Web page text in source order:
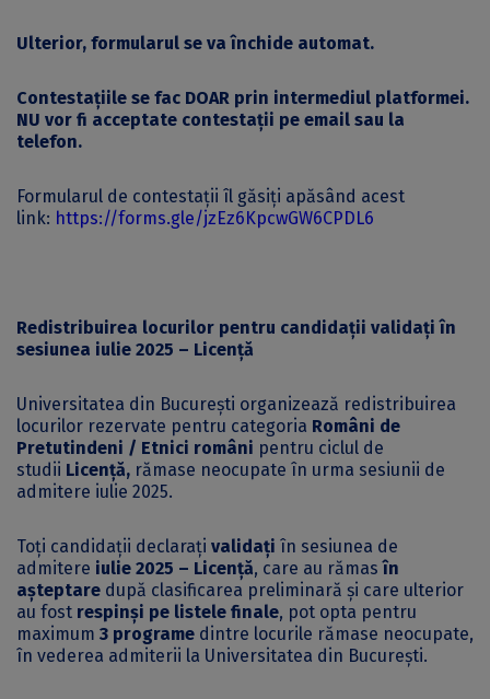
Ulterior, formularul se va închide automat.
Contestațiile se fac DOAR prin intermediul platformei.
NU vor fi acceptate contestații pe email sau la
telefon.
Formularul de contestații îl găsiți apăsând acest
link: https://forms.gle/jzEz6KpcwGW6CPDL6
Redistribuirea locurilor pentru candidații validați în
sesiunea iulie 2025 – Licență
Universitatea din București organizează redistribuirea
locurilor rezervate pentru categoria Români de
Pretutindeni / Etnici români pentru ciclul de
studii Licență, rămase neocupate în urma sesiunii de
admitere iulie 2025.
Toți candidații declarați validați în sesiunea de
admitere iulie 2025 – Licență, care au rămasîn
așteptare după clasificarea preliminară și care ulterior
au fost respinși pe listele finale, pot opta pentru
maximum 3 programe dintre locurile rămase neocupate,
în vederea admiterii la Universitatea din București.